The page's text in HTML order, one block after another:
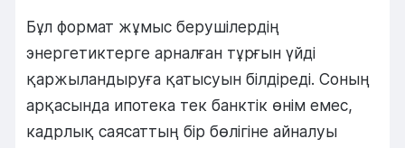
Бұл формат жұмыс берушілердің
энергетиктерге арналған тұрғын үйді
қаржыландыруға қатысуын білдіреді. Соның
арқасында ипотека тек банктік өнім емес,
кадрлық саясаттың бір бөлігіне айналуы